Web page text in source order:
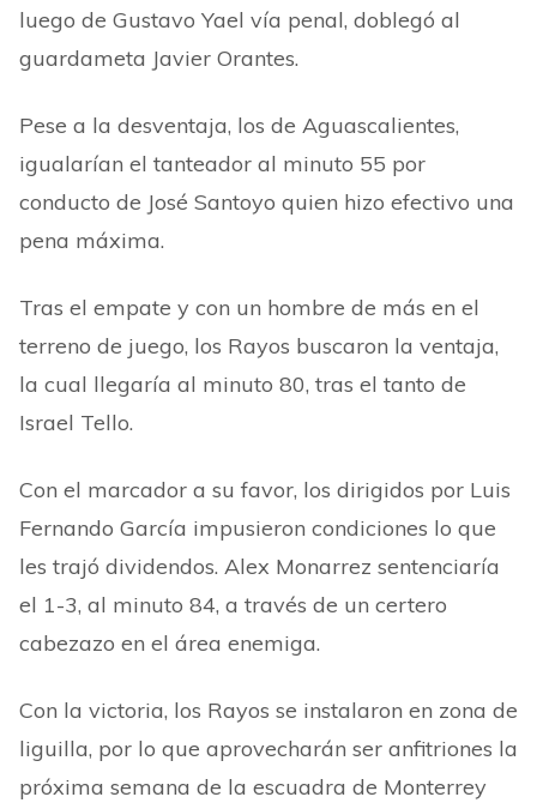
luego de Gustavo Yael vía penal, doblegó al
guardameta Javier Orantes.
Pese a la desventaja, los de Aguascalientes,
igualarían el tanteador al minuto 55 por
conducto de José Santoyo quien hizo efectivo una
pena máxima.
Tras el empate y con un hombre de más en el
terreno de juego, los Rayos buscaron la ventaja,
la cual llegaría al minuto 80, tras el tanto de
Israel Tello.
Con el marcador a su favor, los dirigidos por Luis
Fernando García impusieron condiciones lo que
les trajó dividendos. Alex Monarrez sentenciaría
el 1-3, al minuto 84, a través de un certero
cabezazo en el área enemiga.
Con la victoria, los Rayos se instalaron en zona de
liguilla, por lo que aprovecharán ser anfitriones la
próxima semana de la escuadra de Monterrey